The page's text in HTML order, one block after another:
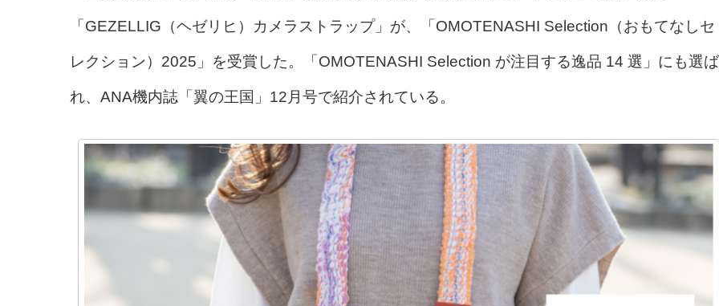
「GEZELLIG（ヘゼリヒ）カメラストラップ」が、「OMOTENASHI Selection（おもてなしセ
レクション）2025」を受賞した。「OMOTENASHI Selection が注目する逸品 14 選」にも選ば
れ、ANA機内誌「翼の王国」12月号で紹介されている。